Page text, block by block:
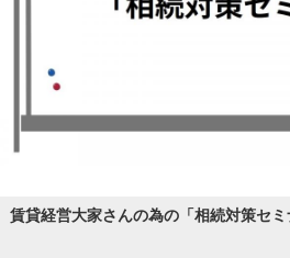
賃貸経営大家さんの為の「相続対策セ